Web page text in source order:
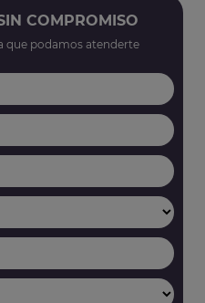
COMPROMISO
que podamos atenderte